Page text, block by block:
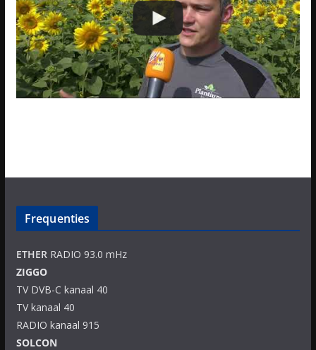
Frequenties
ETHERRADIO 93.0 mHz
ZIGGO
TV DVB-C kanaal 40
TV kanaal 40
RADIO kanaal 915
SOLCON